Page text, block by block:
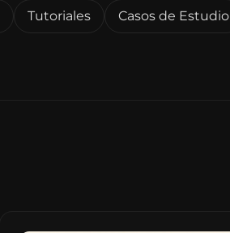
Tutoriales Casos de Estudio